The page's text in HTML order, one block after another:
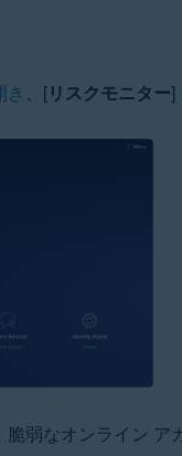
、[リスクモニター]
弱なオンライン